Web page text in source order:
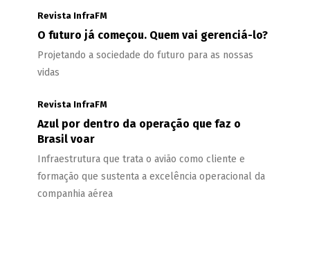
Revista InfraFM
O futuro já começou. Quem vai gerenciá-lo?
Projetando a sociedade do futuro para as nossas
vidas
Revista InfraFM
Azul por dentro da operação que faz o
Brasil voar
Infraestrutura que trata o avião como cliente e
formação que sustenta a excelência operacional da
companhia aérea